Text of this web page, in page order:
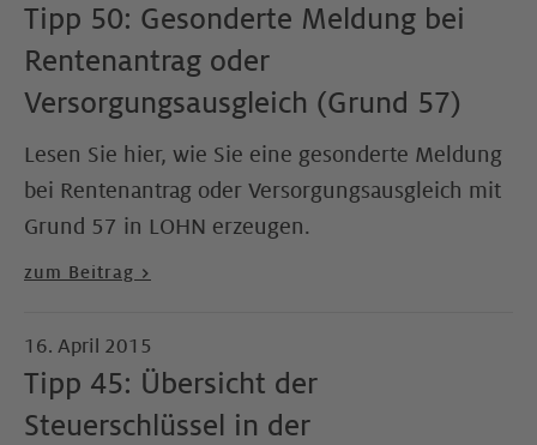
Tipp 50: Gesonderte Meldung bei
Rentenantrag oder
Versorgungsausgleich (Grund 57)
Lesen Sie hier, wie Sie eine gesonderte Meldung
bei Rentenantrag oder Versorgungsausgleich mit
Grund 57 in LOHN erzeugen.
zum Beitrag >
16. April 2015
Tipp 45: Übersicht der
Steuerschlüssel in der